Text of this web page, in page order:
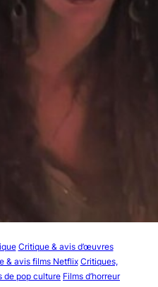
Critique & avis d’œuvres
& avis films Netflix Critiques,
de pop culture Films d’horreur